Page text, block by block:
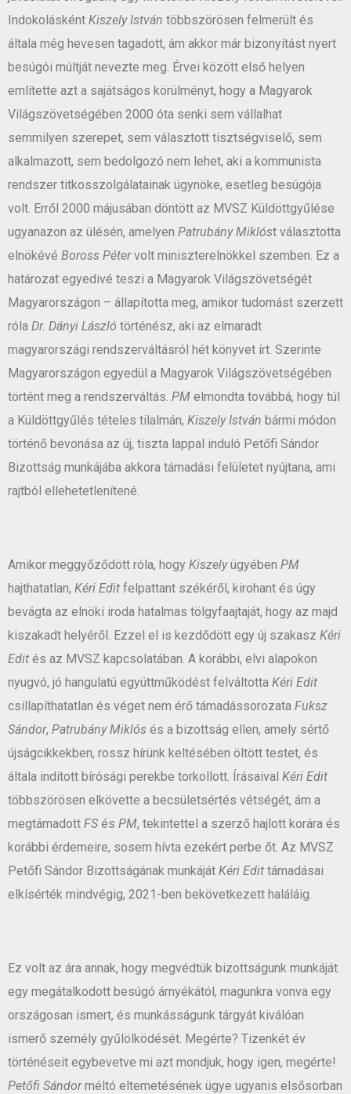
Indokolásként Kiszely István többszörösen felmerült és
általa még hevesen tagadott, ám akkor már bizonyítást nyert
besúgói múltját nevezte meg. Érvei között első helyen
említette azt a sajátságos körülményt, hogy a Magyarok
Világszövetségében 2000 óta senki sem vállalhat
semmilyen szerepet, sem választott tisztségviselő, sem
alkalmazott, sem bedolgozó nem lehet, aki a kommunista
rendszer titkosszolgálatainak ügynöke, esetleg besúgója
volt. Erről 2000 májusában döntött az MVSZ Küldöttgyűlése
ugyanazon az ülésén, amelyen Patrubány Miklóst választotta
elnökévé Boross Pétervolt miniszterelnökkel szemben. Ez a
határozat egyedivé teszi a Magyarok Világszövetségét
Magyarországon – állapította meg, amikor tudomást szerzett
róla Dr. Dányi László történész, aki az elmaradt
magyarországi rendszerváltásról hét könyvet írt. Szerinte
Magyarországon egyedül a Magyarok Világszövetségében
történt meg a rendszerváltás. PM elmondta továbbá, hogy túl
a Küldöttgyűlés tételes tilalmán, Kiszely István bármi módon
történő bevonása az új, tiszta lappal induló Petőfi Sándor
Bizottság munkájába akkora támadási felületet nyújtana, ami
rajtból ellehetetlenítené.
Amikor meggyőződött róla, hogy Kiszelyügyében PM
hajthatatlan, Kéri Edit felpattant székéről, kirohant és úgy
bevágta az elnöki iroda hatalmas tölgyfaajtaját, hogy az majd
kiszakadt helyéről. Ezzel el is kezdődött egy új szakasz Kéri
Edit és az MVSZ kapcsolatában. A korábbi, elvi alapokon
nyugvó, jó hangulatú együttműködést felváltotta Kéri Edit
csillapíthatatlan és véget nem érő támadássorozata Fuksz
Sándor, Patrubány Miklós és a bizottság ellen, amely sértő
újságcikkekben, rossz hírünk keltésében öltött testet, és
általa indított bírósági perekbe torkollott. Írásaival Kéri Edit
többszörösen elkövette a becsületsértés vétségét, ám a
megtámadott FS és PM, tekintettel a szerző hajlott korára és
korábbi érdemeire, sosem hívta ezekért perbe őt. Az MVSZ
Petőfi Sándor Bizottságának munkáját Kéri Edit támadásai
elkísérték mindvégig, 2021-ben bekövetkezett haláláig.
Ez volt az ára annak, hogy megvédtük bizottságunk munkáját
egy megátalkodott besúgó árnyékától, magunkra vonva egy
országosan ismert, és munkásságunk tárgyát kiválóan
ismerő személy gyűlölködését. Megérte? Tizenkét év
történéseit egybevetve mi azt mondjuk, hogy igen, megérte!
Petőfi Sándorméltó eltemetésének ügye ugyanis elsősorban